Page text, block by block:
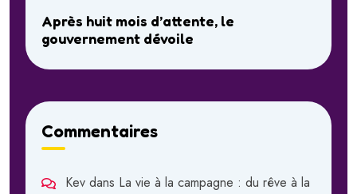
Après huit mois d’attente, le
gouvernement dévoile
Commentaires
Kev dans La vie à la campagne : du rêve à la